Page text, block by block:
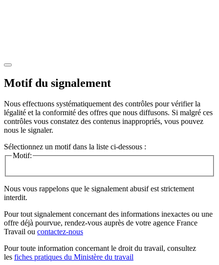
Motif du signalement
Nous effectuons systématiquement des contrôles pour vérifier la
légalité et la conformité des offres que nous diffusons. Si malgré ces
contrôles vous constatez des contenus inappropriés, vous pouvez
nous le signaler.
Sélectionnez un motif dans la liste ci-dessous :
Motif:
Nous vous rappelons que le signalement abusif est strictement
interdit.
Pour tout signalement concernant des informations inexactes ou une
offre déjà pourvue, rendez-vous auprès de votre agence France
Travail ou contactez-nous
Pour toute information concernant le droit du travail, consultez
les fiches pratiques du Ministère du travail